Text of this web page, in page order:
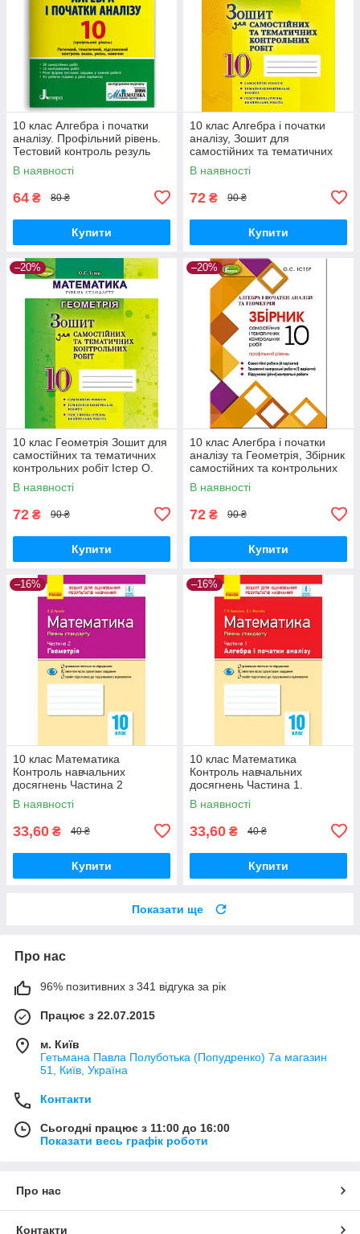
10 клас Алгебра і початки
аналізу. Профільний рівень.
Тестовий контроль резуль
Гальперіна А.Р. Літера
В наявності
64 ₴ 80 ₴
Купити
10 клас Алгебра і початки
аналізу, Зошит для
самостійних та тематичних
робіт Істер О. Генеза
В наявності
72 ₴ 90 ₴
Купити
–20%
10 клас Геометрія Зошит для
самостійних та тематичних
контрольних робіт Істер О.
Генеза
В наявності
72 ₴ 90 ₴
Купити
–20%
10 клас Алегбра і початки
аналізу та Геометрія, Збірник
самостійних та контрольних
робіт Істер О.С. Генеза
В наявності
72 ₴ 90 ₴
Купити
–16%
10 клас Математика
Контроль навчальних
досягнень Частина 2
Геомерія Ранок
В наявності
33,60 ₴ 40 ₴
Купити
–16%
10 клас Математика
Контроль навчальних
досягнень Частина 1.
Алгебра і початки аналізу
Ранок
В наявності
33,60 ₴ 40 ₴
Купити
Показати ще
Про нас
96% позитивних з 341 відгука за рік
Працює з 22.07.2015
м. Київ
Гетьмана Павла Полуботька (Попудренко) 7а магазин
51, Київ, Україна
Контакти
Сьогодні працює з 11:00 до 16:00
Показати весь графік роботи
Про нас
Контакти